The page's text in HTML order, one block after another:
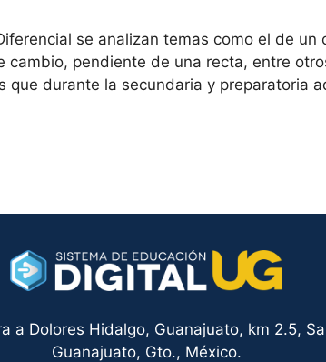
se analizan temas como el de
pendiente de una recta, entre
que durante la secundaria y preparatoria
a Dolores Hidalgo, Guanajuato, km 2.5,
Guanajuato, Gto., México.